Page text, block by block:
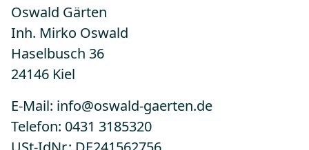
Oswald Gärten
Inh. Mirko Oswald
Haselbusch 36
24146 Kiel
E-Mail: info@oswald-gaerten.de
Telefon: 0431 3185320